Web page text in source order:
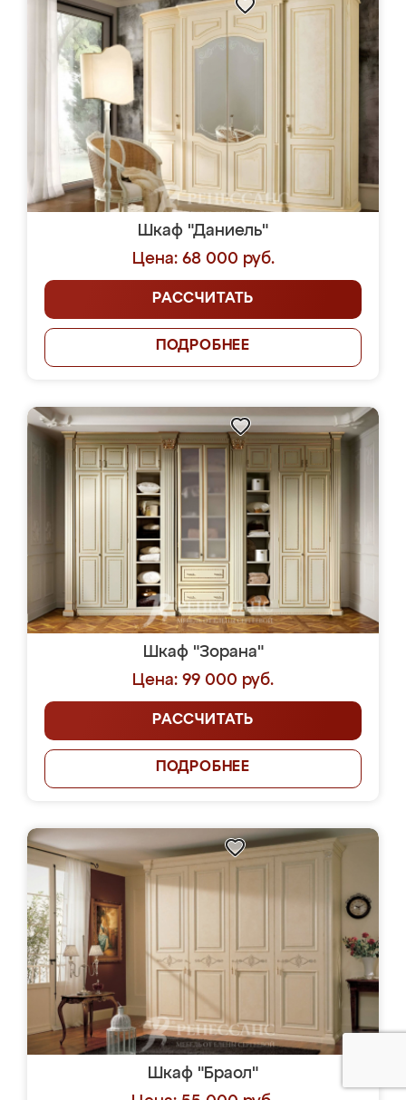
Шкаф "Даниель"
Цена: 68 000 руб.
РАССЧИТАТЬ
ПОДРОБНЕЕ
Шкаф "Зорана"
Цена: 99 000 руб.
РАССЧИТАТЬ
ПОДРОБНЕЕ
Шкаф "Браол"